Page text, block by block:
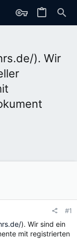
). Wir
#1
). Wir sind ein
mit registrierten